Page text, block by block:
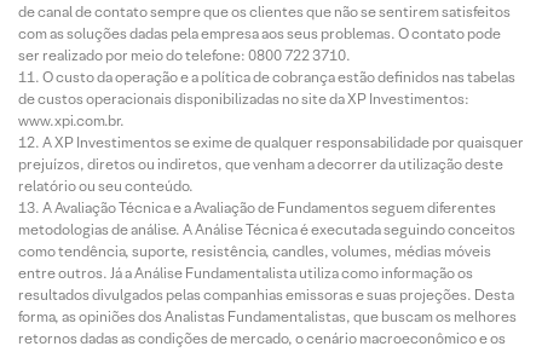
de canal de contato sempre que os clientes que não se sentirem satisfeitos
com as soluções dadas pela empresa aos seus problemas. O contato pode
ser realizado por meio do telefone: 0800 722 3710.
O custo da operação e a política de cobrança estão definidos nas tabelas
de custos operacionais disponibilizadas no site da XP Investimentos:
www.xpi.com.br.
A XP Investimentos se exime de qualquer responsabilidade por quaisquer
prejuízos, diretos ou indiretos, que venham a decorrer da utilização deste
relatório ou seu conteúdo.
A Avaliação Técnica e a Avaliação de Fundamentos seguem diferentes
metodologias de análise. A Análise Técnica é executada seguindo conceitos
como tendência, suporte, resistência, candles, volumes, médias móveis
entre outros. Já a Análise Fundamentalista utiliza como informação os
resultados divulgados pelas companhias emissoras e suas projeções. Desta
forma, as opiniões dos Analistas Fundamentalistas, que buscam os melhores
retornos dadas as condições de mercado, o cenário macroeconômico e os